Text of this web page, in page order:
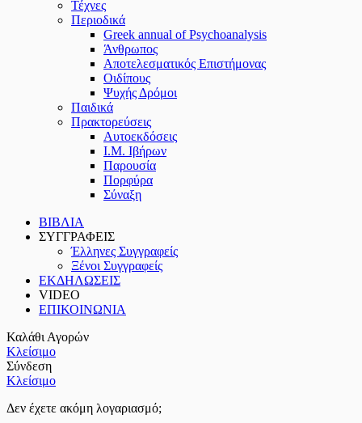
Τέχνες
Περιοδικά
Greek annual of Psychoanalysis
Άνθρωπος
Αποτελεσματικός Επιστήμονας
Οιδίπους
Ψυχής Δρόμοι
Παιδικά
Πρακτoρεύσεις
Αυτοεκδόσεις
Ι.Μ. Ιβήρων
Παρουσία
Πορφύρα
Σύναξη
ΒΙΒΛΙΑ
ΣΥΓΓΡΑΦΕΙΣ
Έλληνες Συγγραφείς
Ξένοι Συγγραφείς
ΕΚΔΗΛΩΣΕΙΣ
VIDEO
ΕΠΙΚΟΙΝΩΝΙΑ
Καλάθι Αγορών
Κλείσιμο
Σύνδεση
Κλείσιμο
Δεν έχετε ακόμη λογαριασμό;